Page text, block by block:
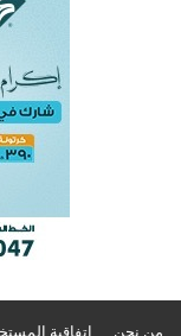
من نحن اتفاقية